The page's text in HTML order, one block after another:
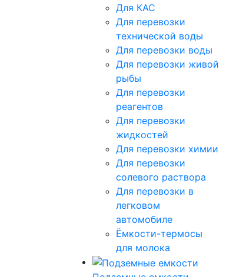
Для КАС
Для перевозки
технической воды
Для перевозки воды
Для перевозки живой
рыбы
Для перевозки
реагентов
Для перевозки
жидкостей
Для перевозки химии
Для перевозки
солевого раствора
Для перевозки в
легковом
автомобиле
Ёмкости-термосы
для молока